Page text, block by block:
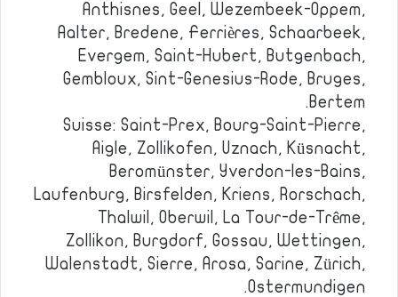
Anthisnes, Geel, Wezembeek-Oppem,
Aalter, Bredene, Ferrières, Schaarbeek,
Evergem, Saint-Hubert, Butgenbach,
Gembloux, Sint-Genesius-Rode, Bruges,
Bertem.
Suisse: Saint-Prex, Bourg-Saint-Pierre,
Aigle, Zollikofen, Uznach, Küsnacht,
Beromünster, Yverdon-les-Bains,
Laufenburg, Birsfelden, Kriens, Rorschach,
Thalwil, Oberwil, La Tour-de-Trême,
Zollikon, Burgdorf, Gossau, Wettingen,
Walenstadt, Sierre, Arosa, Sarine, Zürich,
Ostermundigen.